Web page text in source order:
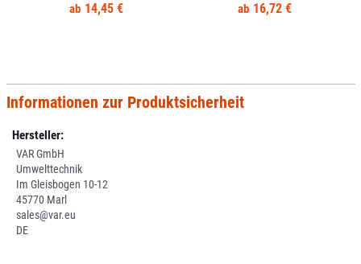
14,45 € 16,72 €
Informationen zur Produktsicherheit
Hersteller:
VAR GmbH
Umwelttechnik
Im Gleisbogen 10-12
45770 Marl
sales@var.eu
DE